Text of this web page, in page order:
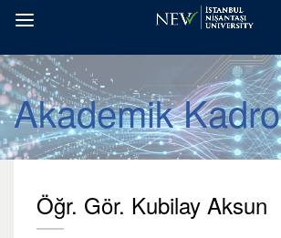
Akademik Kadro
Öğr. Gör. Kubilay Aksun